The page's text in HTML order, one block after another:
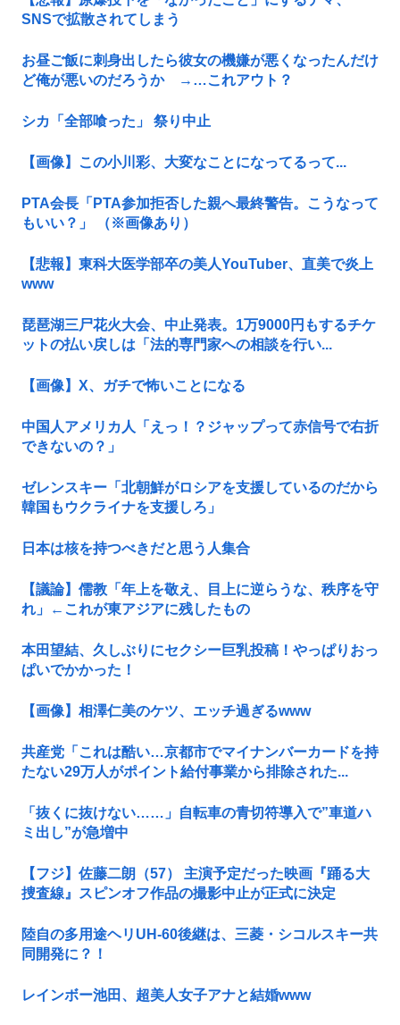
SNSで拡散されてしまう
お昼ご飯に刺身出したら彼女の機嫌が悪くなったんだけ
ど俺が悪いのだろうか →…これアウト？
シカ「全部喰った」 祭り中止
【画像】この小川彩、大変なことになってるって...
PTA会長「PTA参加拒否した親へ最終警告。こうなって
もいい？」 （※画像あり）
【悲報】東科大医学部卒の美人YouTuber、直美で炎上
www
琵琶湖三尸花火大会、中止発表。1万9000円もするチケ
ットの払い戻しは「法的専門家への相談を行い...
【画像】X、ガチで怖いことになる
中国人アメリカ人「えっ！？ジャップって赤信号で右折
できないの？」
ゼレンスキー「北朝鮮がロシアを支援しているのだから
韓国もウクライナを支援しろ」
日本は核を持つべきだと思う人集合
【議論】儒教「年上を敬え、目上に逆らうな、秩序を守
れ」←これが東アジアに残したもの
本田望結、久しぶりにセクシー巨乳投稿！やっぱりおっ
ぱいでかかった！
【画像】相澤仁美のケツ、エッチ過ぎるwww
共産党「これは酷い…京都市でマイナンバーカードを持
たない29万人がポイント給付事業から排除された...
「抜くに抜けない……」自転車の青切符導入で”車道ハ
ミ出し”が急増中
【フジ】佐藤二朗（57） 主演予定だった映画『踊る大
捜査線』スピンオフ作品の撮影中止が正式に決定
陸自の多用途ヘリUH-60後継は、三菱・シコルスキー共
同開発に？！
レインボー池田、超美人女子アナと結婚www